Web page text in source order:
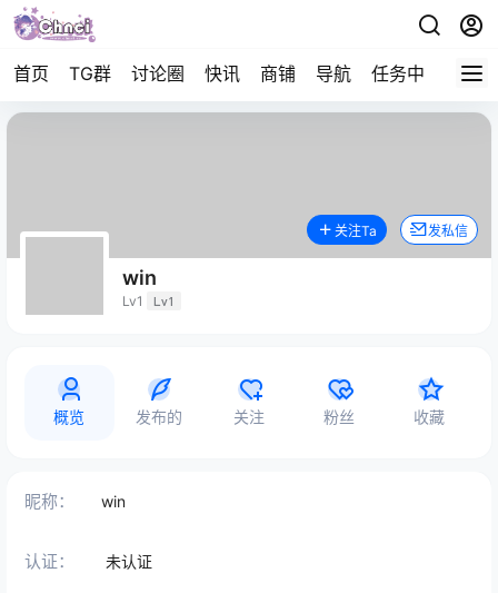
首页 TG群 讨论圈 快讯 商铺 导航 任务中心 帮助
win
Lv1 Lv1
关注Ta 发私信
概览 发布的 关注 粉丝 收藏
昵称： win
认证： 未认证